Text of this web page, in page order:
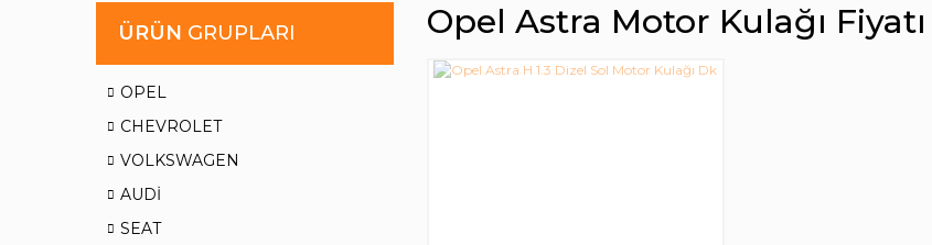
ÜRÜN GRUPLARI
OPEL
CHEVROLET
VOLKSWAGEN
AUDİ
SEAT
Opel Astra Motor Kulağı Fiyatı